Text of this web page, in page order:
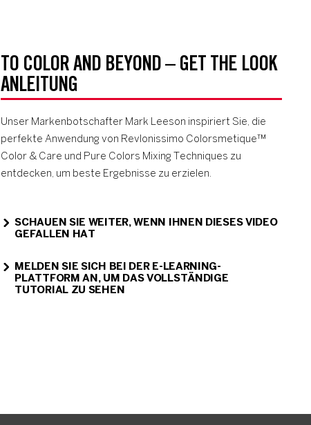
TO COLOR AND BEYOND – GET THE LOOK
ANLEITUNG
Unser Markenbotschafter Mark Leeson inspiriert Sie, die
perfekte Anwendung von Revlonissimo Colorsmetique™
Color & Care und Pure Colors Mixing Techniques zu
entdecken, um beste Ergebnisse zu erzielen.
SCHAUEN SIE WEITER, WENN IHNEN DIESES VIDEO
GEFALLEN HAT
MELDEN SIE SICH BEI DER E-LEARNING-
PLATTFORM AN, UM DAS VOLLSTÄNDIGE
TUTORIAL ZU SEHEN